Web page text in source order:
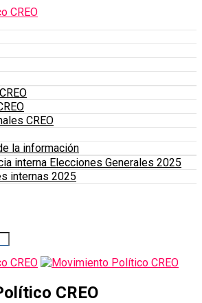
CREO
la información
interna Elecciones Generales 2025
internas 2025
CREO